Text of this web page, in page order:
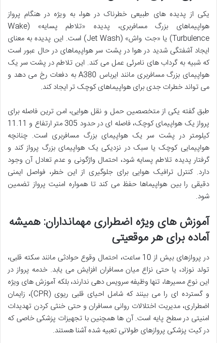
یکی از پدیده های طبیعی خطرناک در هوا، به ویژه در هنگام پرواز
هواپیماهای بزرگ مسافربری، پدیده «تلاطم پسایه» (Wake
Turbulence) یا «جت واش» (Jet Wash) است. این پدیده به معنای
ایجاد آشفتگی شدید در هوا در پشت سر هواپیماهای در حال عبور است
که شبیه به گرداب های نامرئی عمل می کند. این تلاطم در پشت سر یک
هواپیمای بزرگ مسافربری مانند ایرباس A380 به دفعات رخ می دهد و
می تواند خطرات جدی برای هواپیماهای کوچک تر ایجاد کند.
طبق گفته یکی از متخصصین حمل و نقل هوایی، امن ترین فاصله برای
پرواز یک هواپیمای کوچک، فاصله ای در حدود 305 متر ارتفاع و 11.11
کیلومتر در پشت سر یک هواپیمای بزرگ مسافربری است. چنانچه
هواپیمایی کوچک یا سبک در نزدیکی یک هواپیمای بزرگ پرواز کند و
گرفتار پدیده تلاطم پسایه شود، احتمال واژگونی و عدم تعادل آن وجود
دارد. کنترل ترافیک هوایی برای جلوگیری از این خطر، فواصل ایمنی
دقیقی را بین هواپیماها حفظ می کند تا همواره امنیت پرواز تضمین
شود.
آموزش های ویژه اضطراری مهمانداران: همیشه
آماده برای هر موقعیتی
در پروازهای بیش از 10 ساعت، احتمال وقوع حوادثی مانند سکته قلبی،
تولد نوزاد، یا حتی نزاع میان مسافران افزایش می یابد. خدمه پرواز در
این نوع مسیرها، تنها وظیفه سرویس دهی ندارند، بلکه آموزش های ویژه
و گسترده ای را می بینند که شامل احیای قلبی ریوی (CPR)، زایمان
اضطراری، مدیریت اختلالات روانی مسافران و حتی خنثی کردن تهدیدات
امنیتی در سطح پایه است. آن ها همچنین با تجهیزات پزشکی خاصی که
در کیت پزشکی پروازهای طولانی تعبیه شده آشنا هستند.